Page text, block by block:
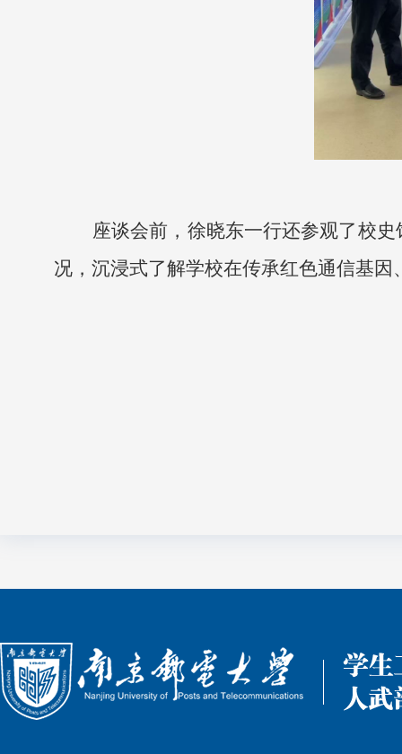
座谈会前，徐晓东一行还参观了校
况，沉浸式了解学校在传承红色通信基